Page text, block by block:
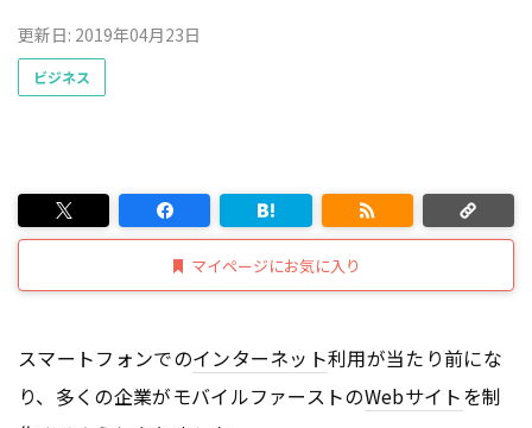
更新日: 2019年04月23日
ビジネス
マイページにお気に入り
スマートフォンでのインターネット利用が当たり前にな
り、多くの企業がモバイルファーストのWebサイトを制